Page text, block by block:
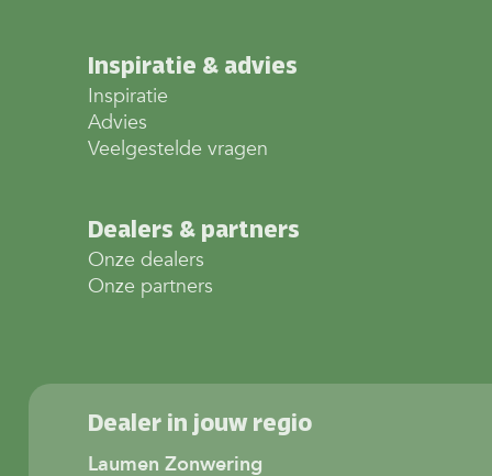
Inspiratie & advies
Inspiratie
Advies
Veelgestelde vragen
Dealers & partners
Onze dealers
Onze partners
Dealer in jouw regio
Laumen Zonwering